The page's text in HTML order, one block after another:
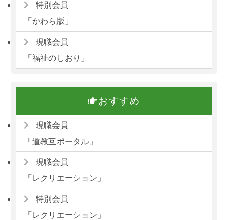
特別会員
「かわら版」
現職会員
「福祉のしおり」
おすすめ
現職会員
「道教互ポータル」
現職会員
「レクリエーション」
特別会員
「レクリエーション」